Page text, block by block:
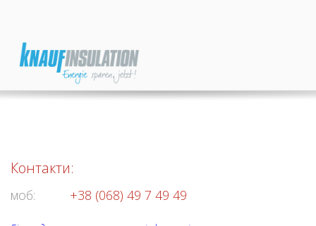
Контакти:
моб: +38 (068) 49 7 49 49